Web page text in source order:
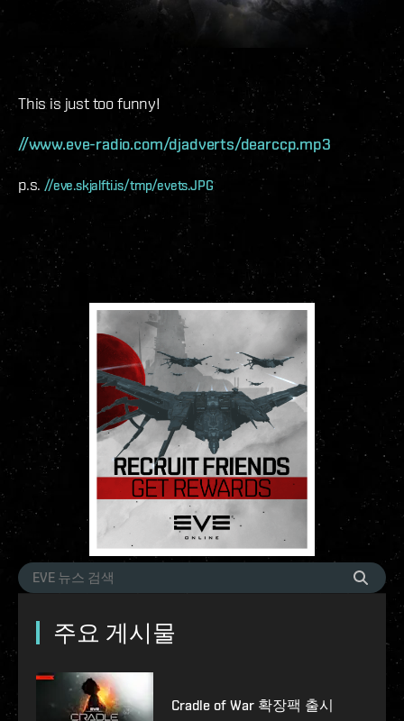
This is just too funny!
//www.eve-radio.com/djadverts/dearccp.mp3
p.s.//eve.skjalfti.is/tmp/evets.JPG
주요 게시물
Cradle of War 확장팩 출시